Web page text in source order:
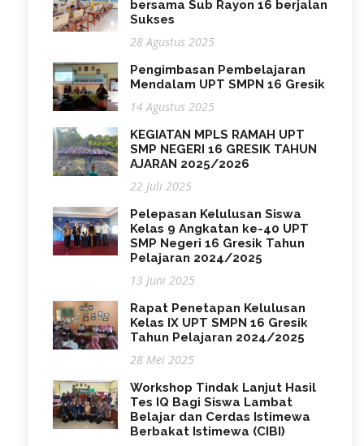
bersama Sub Rayon 16 berjalan
Sukses
28 Agustus 2025
Pengimbasan Pembelajaran
Mendalam UPT SMPN 16 Gresik
14 Agustus 2025
KEGIATAN MPLS RAMAH UPT
SMP NEGERI 16 GRESIK TAHUN
AJARAN 2025/2026
22 Juli 2025
Pelepasan Kelulusan Siswa
Kelas 9 Angkatan ke-40 UPT
SMP Negeri 16 Gresik Tahun
Pelajaran 2024/2025
13 Juni 2025
Rapat Penetapan Kelulusan
Kelas IX UPT SMPN 16 Gresik
Tahun Pelajaran 2024/2025
28 Mei 2025
Workshop Tindak Lanjut Hasil
Tes IQ Bagi Siswa Lambat
Belajar dan Cerdas Istimewa
Berbakat Istimewa (CIBI)